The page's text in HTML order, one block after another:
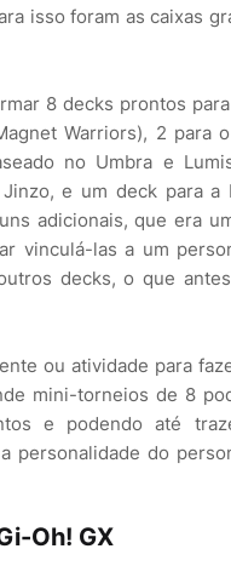
isso foram as caixas
8 decks prontos
Warriors), 2 para
no Umbra e
e um deck para a
adicionais, que era
vinculá-las a um
decks, o que
ou atividade para
mini-torneios de 8
e podendo até
personalidade do
Oh! GX